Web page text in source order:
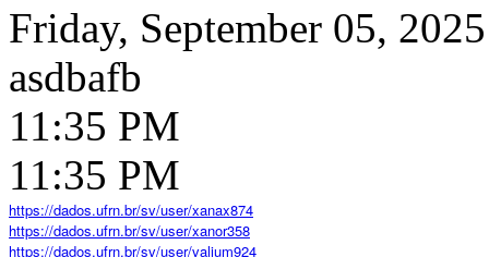
Friday, September 05, 2025
asdbafb
11:35 PM
11:35 PM
https://dados.ufrn.br/sv/user/xanax874
https://dados.ufrn.br/sv/user/xanor358
https://dados.ufrn.br/sv/user/valium924